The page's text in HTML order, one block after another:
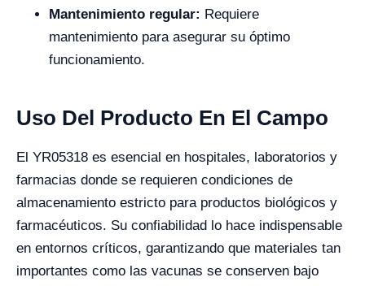
Mantenimiento regular: Requiere
mantenimiento para asegurar su óptimo
funcionamiento.
Uso Del Producto En El Campo
El YR05318 es esencial en hospitales, laboratorios y
farmacias donde se requieren condiciones de
almacenamiento estricto para productos biológicos y
farmacéuticos. Su confiabilidad lo hace indispensable
en entornos críticos, garantizando que materiales tan
importantes como las vacunas se conserven bajo